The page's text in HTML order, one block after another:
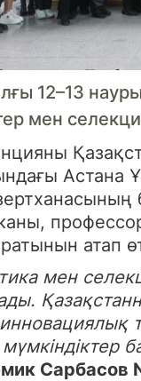
12–13
мен
Астана
атап
мен
мүмкіндіктер
Сарбасов